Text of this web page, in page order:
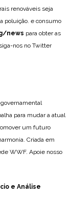
renováveis ​​seja
poluição. e consumo
news para obter as
nos no Twitter
para mudar a atual
um futuro
Criada em
WWF. Apoie nosso
e Análise